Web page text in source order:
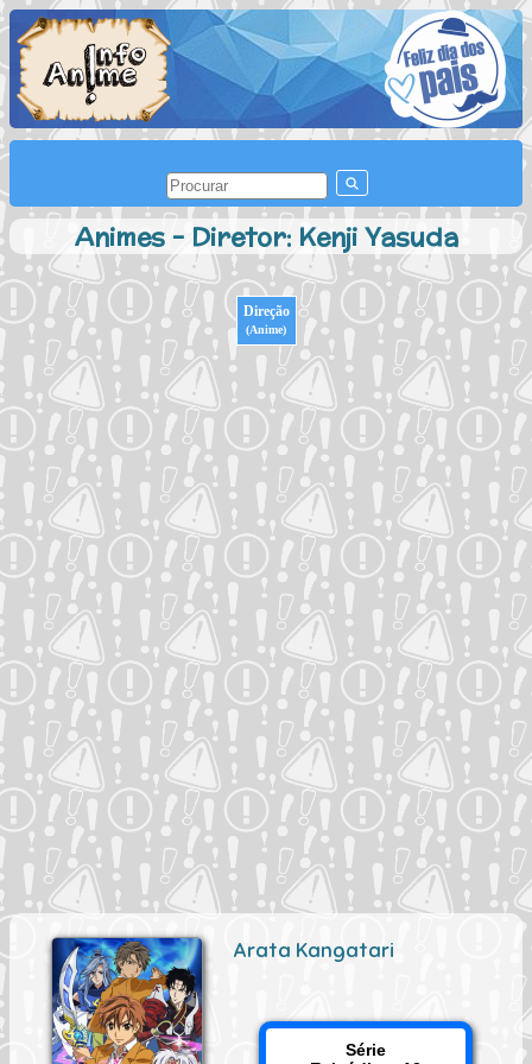
Animes - Diretor: Kenji Yasuda
Direção
(Anime)
Arata Kangatari
Série